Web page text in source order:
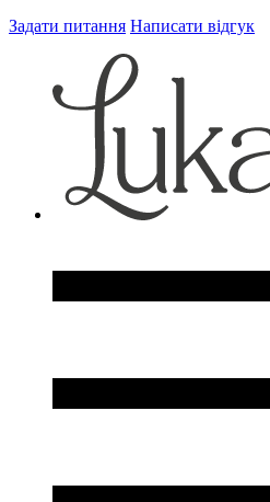
Задати питання Написати відгук